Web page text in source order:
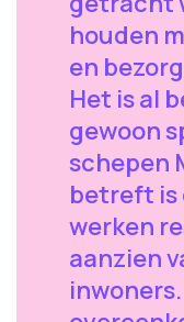
houden
en
Het is al
gewoon
schepen
betreft is
werken
aanzien